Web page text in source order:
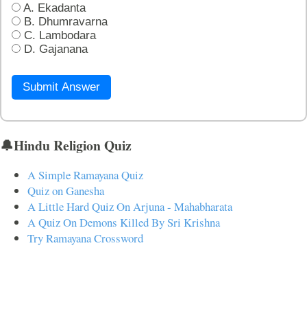
A. Ekadanta
B. Dhumravarna
C. Lambodara
D. Gajanana
Submit Answer
🔔Hindu Religion Quiz
A Simple Ramayana Quiz
Quiz on Ganesha
A Little Hard Quiz On Arjuna - Mahabharata
A Quiz On Demons Killed By Sri Krishna
Try Ramayana Crossword